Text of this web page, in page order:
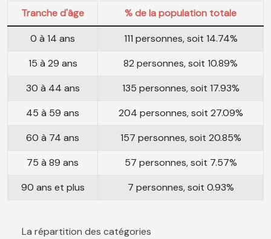
Tranche d'âge
% de la population totale
0 à 14 ans
111 personnes, soit 14.74%
15 à 29 ans
82 personnes, soit 10.89%
30 à 44 ans
135 personnes, soit 17.93%
45 à 59 ans
204 personnes, soit 27.09%
60 à 74 ans
157 personnes, soit 20.85%
75 à 89 ans
57 personnes, soit 7.57%
90 ans et plus
7 personnes, soit 0.93%
La répartition des catégories